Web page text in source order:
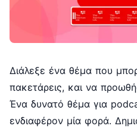
Διάλεξε ένα θέμα που
πακετάρεις, και να
Ένα δυνατό θέμα για
ενδιαφέρον μία φορά.